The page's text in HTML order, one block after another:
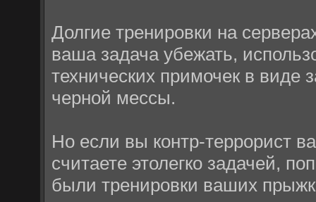
Долгие тренировки на
ваша задача убежать,
технических примочек в виде
черной мессы.
Но если вы контр-террорист
считаете этолегко задачей,
были тренировки ваших